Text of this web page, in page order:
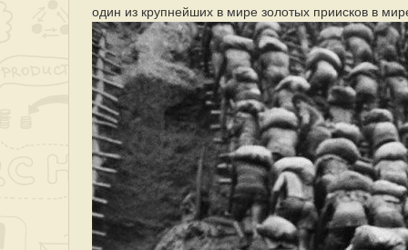
один из крупнейших в мире золотых приисков в